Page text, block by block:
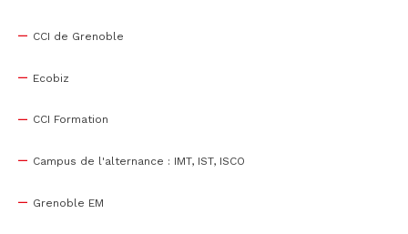
CCI de Grenoble
Ecobiz
CCI Formation
Campus de l'alternance : IMT, IST, ISCO
Grenoble EM